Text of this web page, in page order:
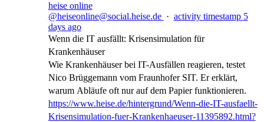
heise online
@heiseonline@social.heise.de · activity timestamp 5
days ago
Wenn die IT ausfällt: Krisensimulation für
Krankenhäuser
Wie Krankenhäuser bei IT-Ausfällen reagieren, testet
Nico Brüggemann vom Fraunhofer SIT. Er erklärt,
warum Abläufe oft nur auf dem Papier funktionieren.
https://www.heise.de/hintergrund/Wenn-die-IT-ausfaellt-
Krisensimulation-fuer-Krankenhaeuser-11395892.html?